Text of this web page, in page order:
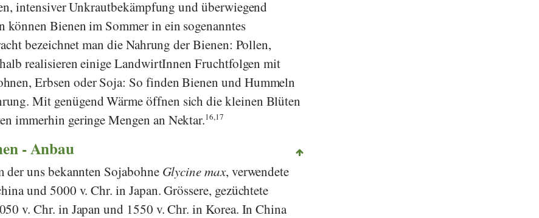
intensiver Unkrautbekämpfung und überwiegend
können Bienen im Sommer in ein sogenanntes
bezeichnet man die Nahrung der Bienen: Pollen,
realisieren einige LandwirtInnen Fruchtfolgen mit
Erbsen oder Soja: So finden Bienen und Hummeln
Mit genügend Wärme öffnen sich die kleinen Blüten
immerhin geringe Mengen an Nektar.16,17
- Anbau
uns bekannten Sojabohne Glycine max, verwendete
und 5000 v. Chr. in Japan. Grössere, gezüchtete
v. Chr. in Japan und 1550 v. Chr. in Korea. In China